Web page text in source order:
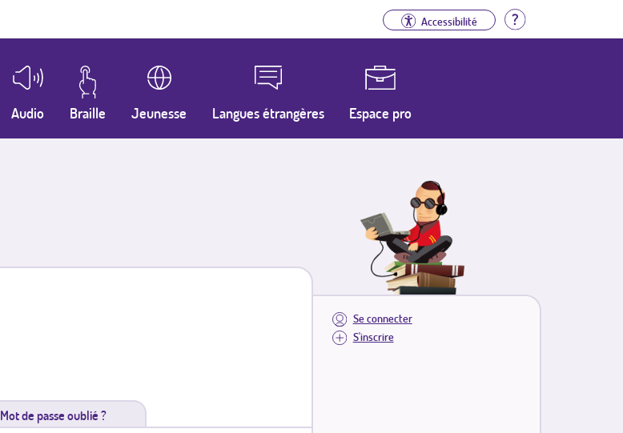
Accessibilité Aide
Audio Braille Jeunesse Langues étrangères Espace pro
Se connecter
S'inscrire
Mot de passe oublié ?